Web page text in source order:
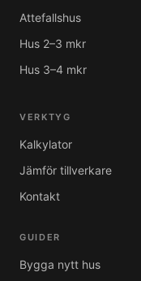
Attefallshus
Hus 2–3 mkr
Hus 3–4 mkr
VERKTYG
Kalkylator
Jämför tillverkare
Kontakt
GUIDER
Bygga nytt hus